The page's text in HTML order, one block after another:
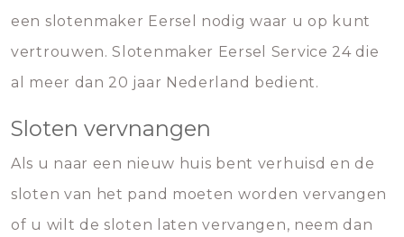
een slotenmaker Eersel nodig waar u op kunt
vertrouwen. Slotenmaker Eersel Service 24 die
al meer dan 20 jaar Nederland bedient.
Sloten vervnangen
Als u naar een nieuw huis bent verhuisd en de
sloten van het pand moeten worden vervangen
of u wilt de sloten laten vervangen, neem dan